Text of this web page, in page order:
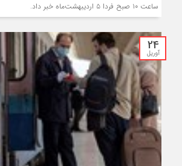
ساعت ۱۰ صبح فردا ۵ اردیبهشت‌ماه خبر داد.
24
آوریل